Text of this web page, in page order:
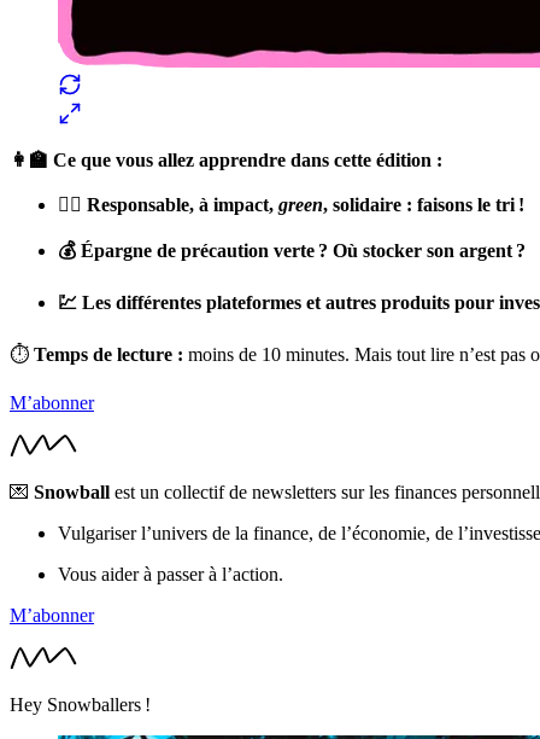
👩‍🏫 Ce que vous allez apprendre dans cette édition :
🕵️‍♀️ Responsable, à impact, green, solidaire : faisons le tri !
💰 Épargne de précaution verte ? Où stocker son argent ?
💹 Les différentes plateformes et autres produits pour
⏱ Temps de lecture : moins de 10 minutes. Mais tout lire n’est pas
M’abonner
💌 Snowball est un collectif de newsletters sur les finances
Vulgariser l’univers de la finance, de l’économie, de
Vous aider à passer à l’action.
M’abonner
Hey Snowballers !